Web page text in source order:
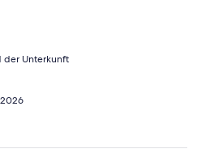
wurde uns ein Late-check-
der Unterkunft